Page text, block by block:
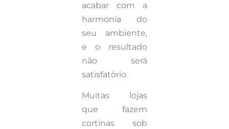
acabar com a
harmonia do
seu ambiente,
e o resultado
não será
satisfatório.
Muitas lojas
que fazem
cortinas sob